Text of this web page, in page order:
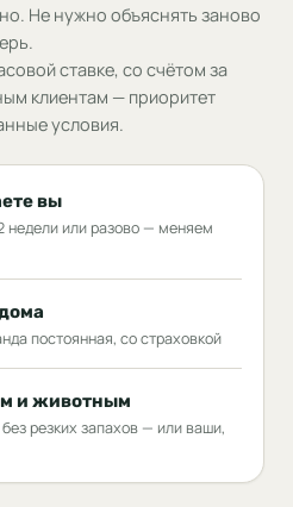
Не нужно объяснять заново
ставке, со счётом за
клиентам — приоритет
условия.
вы
недели или разово — меняем
постоянная, со страховкой
и животным
резких запахов — или ваши,